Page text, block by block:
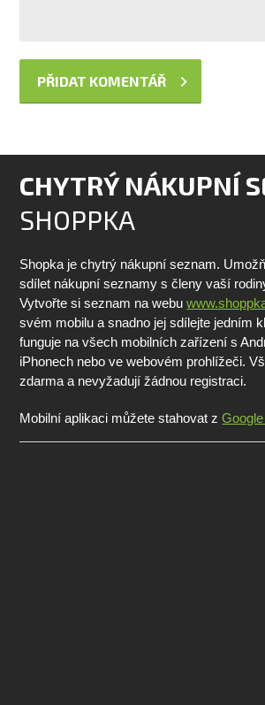
CHYTRÝ NÁKUPNÍ
SHOPPKA
Shopka je chytrý nákupní seznam.
sdílet nákupní seznamy s členy vaší
Vytvořte si seznam na webu
svém mobilu a snadno jej sdílejte jedním
funguje na všech mobilních zařízení s
iPhonech nebo ve webovém prohlížeči.
zdarma a nevyžadují žádnou registraci.
Mobilní aplikaci můžete stahovat z